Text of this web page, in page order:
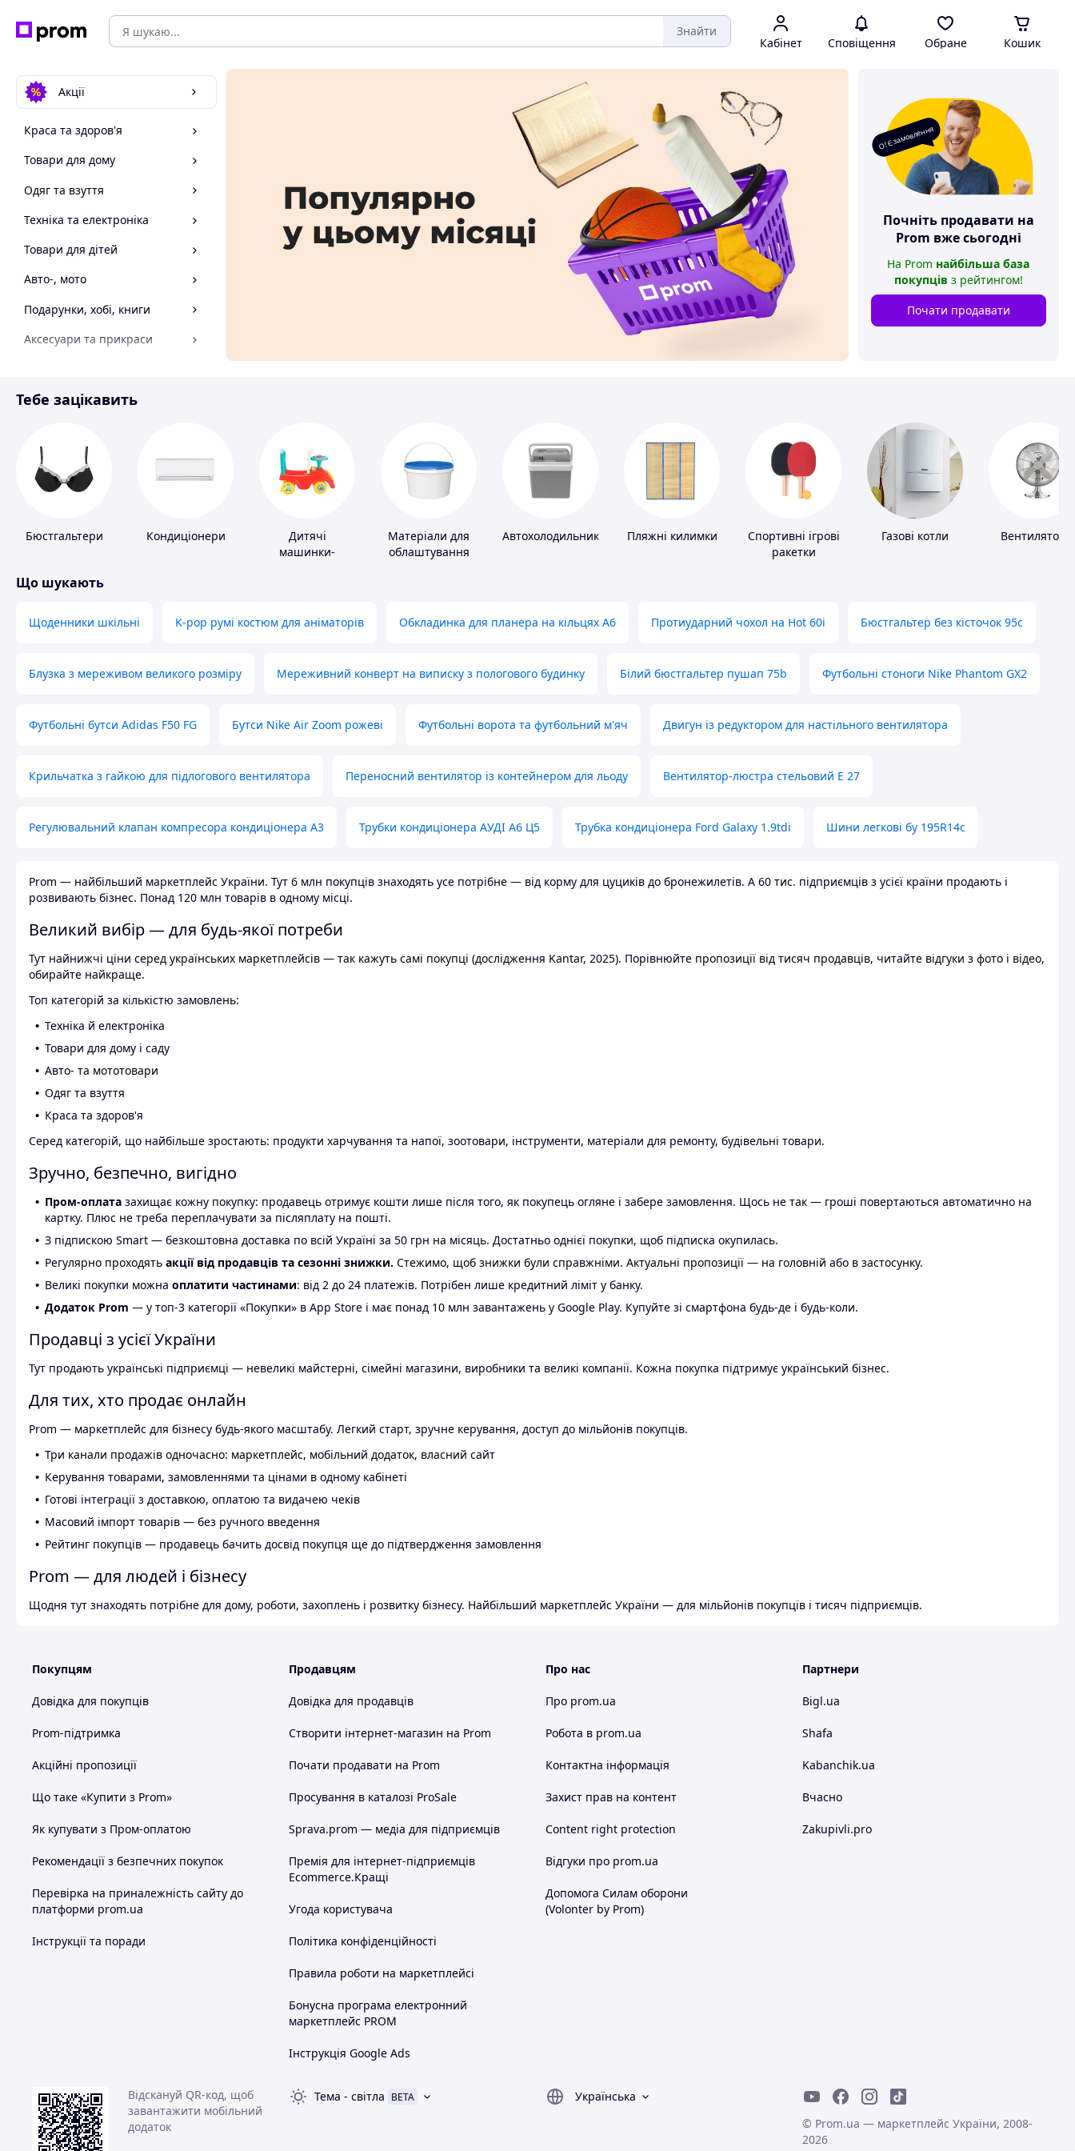
Знайти
Кабінет Сповіщення Обране Кошик
Акції
Краса та здоров'я
Товари для дому
Одяг та взуття
Техніка та електроніка
Товари для дітей
Авто-, мото
Подарунки, хобі, книги
Аксесуари та прикраси
Спорт і відпочинок
О! Є замовлення
Почніть продавати на
Prom вже сьогодні
На Prom найбільша база
покупців з рейтингом!
Почати продавати
Тебе зацікавить
Бюстгальтери Кондиціонери
Дитячі
машинки-
Матеріали для
облаштування
Автохолодильники Пляжні килимки
Спортивні ігрові
ракетки
Газові котли Вентилятори
Що шукають
Щоденники шкільні K-pop румі костюм для аніматорів Обкладинка для планера на кільцях А6 Протиударний чохол на Hot 60i Бюстгальтер без кісточок 95с
Блузка з мереживом великого розміру Мереживний конверт на виписку з пологового будинку Білий бюстгальтер пушап 75b Футбольні стоноги Nike Phantom GX2
Футбольні бутси Adidas F50 FG Бутси Nike Air Zoom рожеві Футбольні ворота та футбольний м'яч Двигун із редуктором для настільного вентилятора
Крильчатка з гайкою для підлогового вентилятора Переносний вентилятор із контейнером для льоду Вентилятор-люстра стельовий E 27
Регулювальний клапан компресора кондиціонера А3 Трубки кондиціонера АУДІ А6 Ц5 Трубка кондиціонера Ford Galaxy 1.9tdi Шини легкові бу 195R14c
Prom — найбільший маркетплейс України. Тут 6 млн покупців знаходять усе потрібне — від корму для цуциків до бронежилетів. А 60 тис. підприємців з усієї країни продають і
розвивають бізнес. Понад 120 млн товарів в одному місці.
Великий вибір — для будь-якої потреби
Тут найнижчі ціни серед українських маркетплейсів — так кажуть самі покупці (дослідження Kantar, 2025). Порівнюйте пропозиції від тисяч продавців, читайте відгуки з фото і відео,
обирайте найкраще.
Топ категорій за кількістю замовлень:
Техніка й електроніка
Товари для дому і саду
Авто- та мототовари
Одяг та взуття
Краса та здоров'я
Серед категорій, що найбільше зростають: продукти харчування та напої, зоотовари, інструменти, матеріали для ремонту, будівельні товари.
Зручно, безпечно, вигідно
Пром-оплата захищає кожну покупку: продавець отримує кошти лише після того, як покупець огляне і забере замовлення. Щось не так — гроші повертаються автоматично на
картку. Плюс не треба переплачувати за післяплату на пошті.
З підпискою Smart — безкоштовна доставка по всій Україні за 50 грн на місяць. Достатньо однієї покупки, щоб підписка окупилась.
Регулярно проходять акції від продавців та сезонні знижки. Стежимо, щоб знижки були справжніми. Актуальні пропозиції — на головній або в застосунку.
Великі покупки можна оплатити частинами: від 2 до 24 платежів. Потрібен лише кредитний ліміт у банку.
Додаток Prom — у топ-3 категорії «Покупки» в App Store і має понад 10 млн завантажень у Google Play. Купуйте зі смартфона будь-де і будь-коли.
Продавці з усієї України
Тут продають українські підприємці — невеликі майстерні, сімейні магазини, виробники та великі компанії. Кожна покупка підтримує український бізнес.
Для тих, хто продає онлайн
Prom — маркетплейс для бізнесу будь-якого масштабу. Легкий старт, зручне керування, доступ до мільйонів покупців.
Три канали продажів одночасно: маркетплейс, мобільний додаток, власний сайт
Керування товарами, замовленнями та цінами в одному кабінеті
Готові інтеграції з доставкою, оплатою та видачею чеків
Масовий імпорт товарів — без ручного введення
Рейтинг покупців — продавець бачить досвід покупця ще до підтвердження замовлення
Prom — для людей і бізнесу
Щодня тут знаходять потрібне для дому, роботи, захоплень і розвитку бізнесу. Найбільший маркетплейс України — для мільйонів покупців і тисяч підприємців.
Покупцям
Довідка для покупців
Prom-підтримка
Акційні пропозиції
Що таке «Купити з Prom»
Як купувати з Пром-оплатою
Рекомендації з безпечних покупок
Перевірка на приналежність сайту до
платформи prom.ua
Інструкції та поради
Продавцям
Довідка для продавців
Створити інтернет-магазин на Prom
Почати продавати на Prom
Просування в каталозі ProSale
Sprava.prom — медіа для підприємців
Премія для інтернет-підприємців
Ecommerce.Кращі
Угода користувача
Політика конфіденційності
Правила роботи на маркетплейсі
Бонусна програма електронний
маркетплейс PROM
Інструкція Google Ads
Про нас
Про prom.ua
Робота в prom.ua
Контактна інформація
Захист прав на контент
Content right protection
Відгуки про prom.ua
Допомога Силам оборони
(Volonter by Prom)
Партнери
Bigl.ua
Shafa
Kabanchik.ua
Вчасно
Zakupivli.pro
Відскануй QR-код, щоб
завантажити мобільний
додаток
Тема - світла BETA
Українська
© Prom.ua — маркетплейс України, 2008-
2026